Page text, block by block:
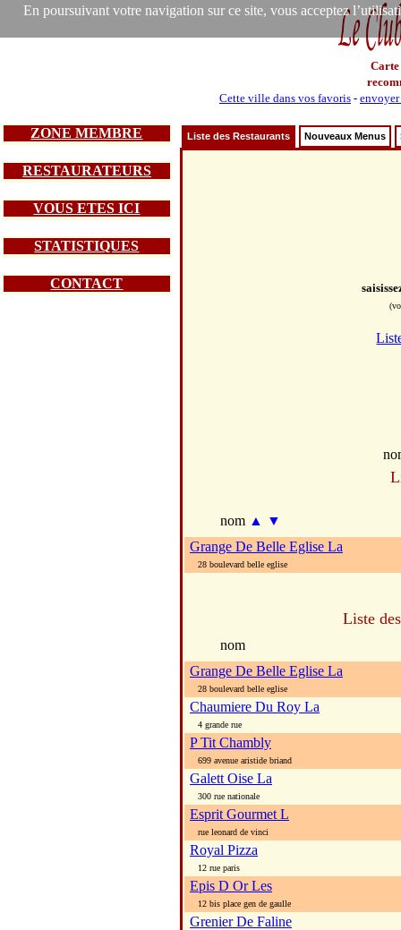
En poursuivant votre navigation sur ce site, vous acceptez
Carte
Cette ville dans vos favoris -
ZONE MEMBRE
RESTAURATEURS
VOUS ETES ICI
STATISTIQUES
CONTACT
Liste des Restaurants Nouveaux Menus
nom ▲
▼
Grange De Belle Eglise La
28 boulevard belle eglise
Liste
nom
Grange De Belle Eglise La
28 boulevard belle eglise
Chaumiere Du Roy La
4 grande rue
P Tit Chambly
699 avenue aristide briand
Galett Oise La
300 rue nationale
Esprit Gourmet L
rue leonard de vinci
Royal Pizza
12 rue paris
Epis D Or Les
12 bis place gen de gaulle
Grenier De Faline